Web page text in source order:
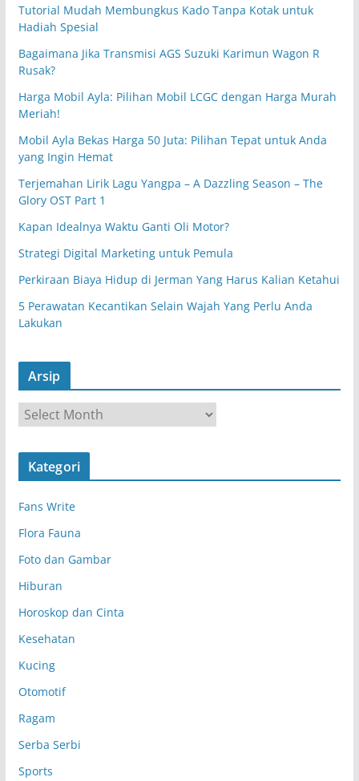
Tutorial Mudah Membungkus Kado Tanpa Kotak untuk
Hadiah Spesial
Bagaimana Jika Transmisi AGS Suzuki Karimun Wagon R
Rusak?
Harga Mobil Ayla: Pilihan Mobil LCGC dengan Harga Murah
Meriah!
Mobil Ayla Bekas Harga 50 Juta: Pilihan Tepat untuk Anda
yang Ingin Hemat
Terjemahan Lirik Lagu Yangpa – A Dazzling Season – The
Glory OST Part 1
Kapan Idealnya Waktu Ganti Oli Motor?
Strategi Digital Marketing untuk Pemula
Perkiraan Biaya Hidup di Jerman Yang Harus Kalian Ketahui
5 Perawatan Kecantikan Selain Wajah Yang Perlu Anda
Lakukan
Arsip
r
s
Kategori
Fans Write
Flora Fauna
Foto dan Gambar
Hiburan
Horoskop dan Cinta
Kesehatan
Kucing
Otomotif
Ragam
Serba Serbi
Sports